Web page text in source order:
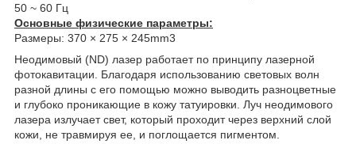
50 ~ 60 Гц
Основные физические параметры:
Размеры: 370 × 275 × 245mm3
Неодимовый (ND) лазер работает по принципу лазерной
фотокавитации. Благодаря использованию световых волн
разной длины с его помощью можно выводить разноцветные
и глубоко проникающие в кожу татуировки. Луч неодимового
лазера излучает свет, который проходит через верхний слой
кожи, не травмируя ее, и поглощается пигментом.